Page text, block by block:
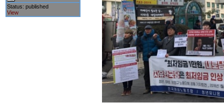
Status: published
View